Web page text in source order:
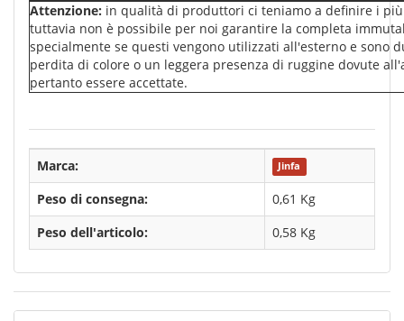
Attenzione: in qualità di produttori ci teniamo a definire i
tuttavia non è possibile per noi garantire la completa
specialmente se questi vengono utilizzati all'esterno e sono
perdita di colore o un leggera presenza di ruggine dovute
pertanto essere accettate.
Marca: Jinfa
Peso di consegna:
0,61 Kg
Peso dell'articolo:
0,58 Kg